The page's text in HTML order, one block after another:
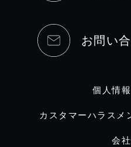
お問い
個人情
カスタマーハラスメ
会